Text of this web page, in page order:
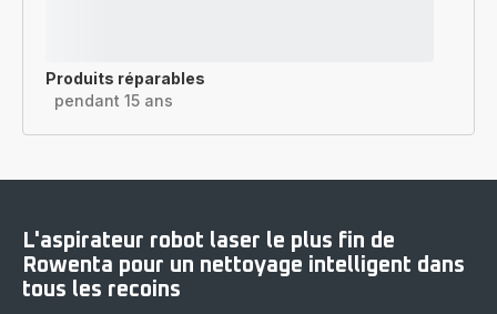
Produits réparables
pendant 15 ans
L'aspirateur robot laser le plus fin de
Rowenta pour un nettoyage intelligent dans
tous les recoins